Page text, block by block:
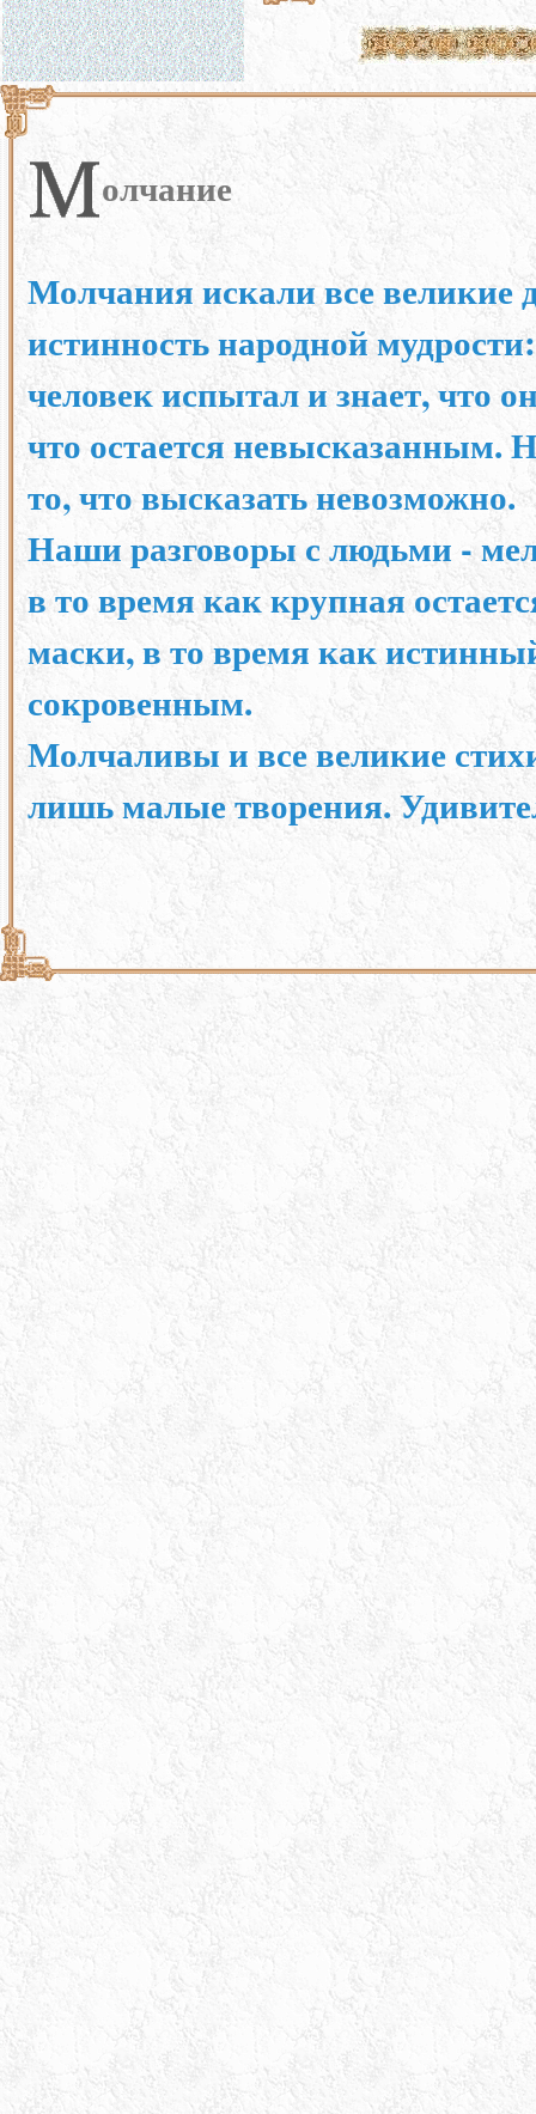
олчание
Молчания искали все великие
истинность народной
человек испытал и знает, что
что остается невысказанным.
то, что высказать невозможно.
Наши разговоры с людьми -
в то время как крупная
маски, в то время как
сокровенным.
Молчаливы и все великие
лишь малые творения.